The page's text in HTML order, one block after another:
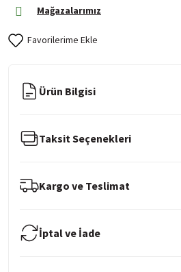
Mağazalarımız
Ürün Bilgisi
Taksit Seçenekleri
Kargo ve Teslimat
İptal ve İade